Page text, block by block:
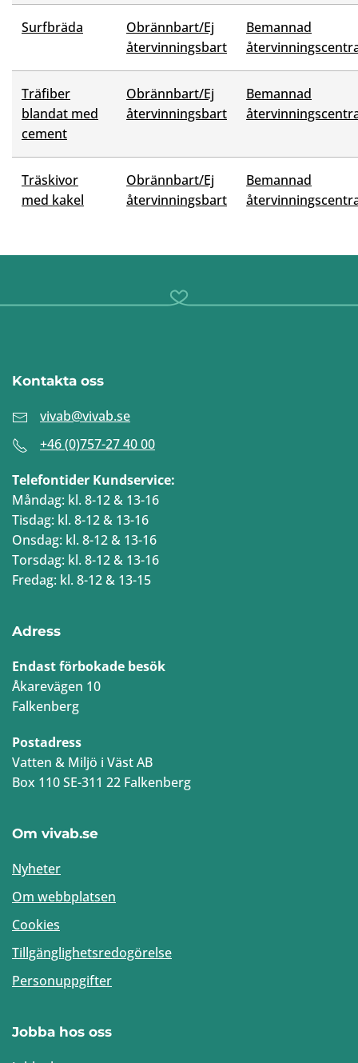
Surfbräda
Obrännbart/Ej
återvinningsbart
Bemannad
Träfiber
blandat med
cement
Obrännbart/Ej
återvinningsbart
Bemannad
Träskivor
med kakel
Obrännbart/Ej
återvinningsbart
Bemannad
Kontakta oss
vivab@vivab.se
+46 (0)757-27 40 00
Telefontider Kundservice:
Måndag: kl. 8-12 & 13-16
Tisdag: kl. 8-12 & 13-16
Onsdag: kl. 8-12 & 13-16
Torsdag: kl. 8-12 & 13-16
Fredag: kl. 8-12 & 13-15
Adress
Endast förbokade besök
Åkarevägen 10
Falkenberg
Postadress
Vatten & Miljö i Väst AB
Box 110 SE-311 22 Falkenberg
Om vivab.se
Nyheter
Om webbplatsen
Cookies
Tillgänglighetsredogörelse
Personuppgifter
Jobba hos oss